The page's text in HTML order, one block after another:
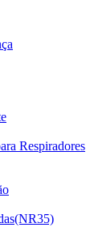
Respiradores